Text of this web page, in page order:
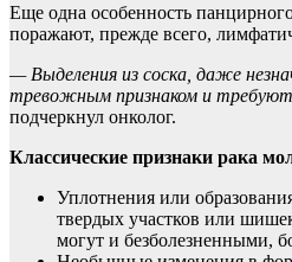
Еще одна особенность
поражают, прежде всего,
— Выделения из соска, даже
тревожным признаком и требуют
подчеркнул онколог.
Классические признаки рака
Уплотнения или
твердых участков или
могут и безболезненными,